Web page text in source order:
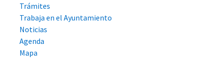
Trámites
Trabaja en el Ayuntamiento
Noticias
Agenda
Mapa